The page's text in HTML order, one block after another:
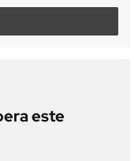
este